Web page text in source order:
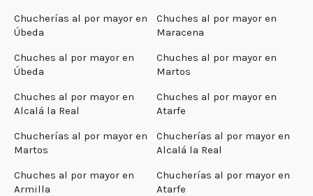
Chucherías al por mayor en
Úbeda
Chuches al por mayor en
Maracena
Chuches al por mayor en
Úbeda
Chuches al por mayor en
Martos
Chuches al por mayor en
Alcalá la Real
Chuches al por mayor en
Atarfe
Chucherías al por mayor en
Martos
Chucherías al por mayor en
Alcalá la Real
Chuches al por mayor en
Armilla
Chucherías al por mayor en
Atarfe